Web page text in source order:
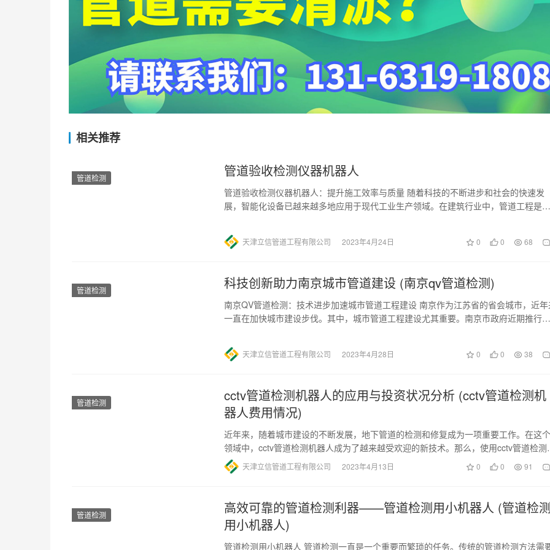
相关推荐
管道检测 管道验收检测仪器机器人
管道验收检测仪器机器人：提升施工效率与质量 随着科技的不断进步和社会的快速发
展，智能化设备已越来越多地应用于现代工业生产领域。在建筑行业中，管道工程是一
天津立信管道工程有限公司 2023年4月24日 0 0 68
管道检测 科技创新助力南京城市管道建设 (南京qv管道检测)
南京QV管道检测：技术进步加速城市管道工程建设 南京作为江苏省的省会城市，近年
一直在加快城市建设步伐。其中，城市管道工程建设尤其重要。南京市政府近期推行了
天津立信管道工程有限公司 2023年4月28日 0 0 38
管道检测
cctv管道检测机器人的应用与投资状况分析 (cctv管道检测机
器人费用情况)
近年来，随着城市建设的不断发展，地下管道的检测和修复成为一项重要工作。在这个
领域中，cctv管道检测机器人成为了越来越受欢迎的新技术。那么，使用cctv管道检测
器人需要花费多少钱…
天津立信管道工程有限公司 2023年4月13日 0 0 91
管道检测
高效可靠的管道检测利器——管道检测用小机器人 (管道检
用小机器人)
管道检测用小机器人 管道检测一直是一个重要而繁琐的任务。传统的管道检测方法需